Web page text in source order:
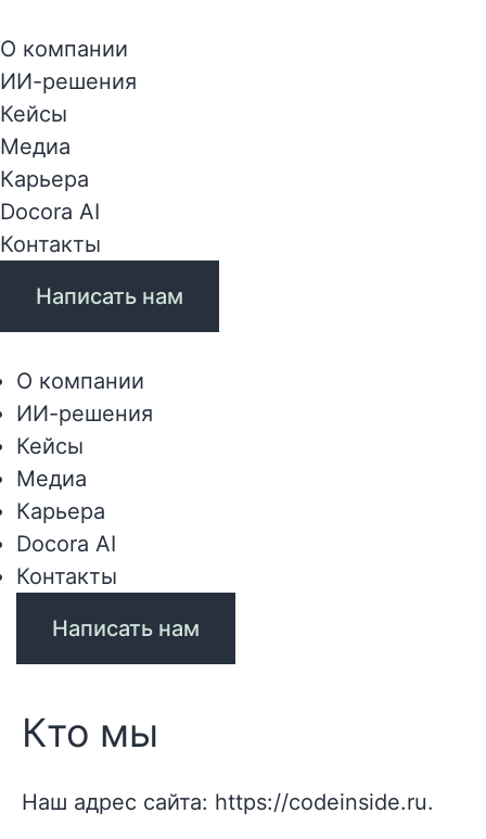
О компании
ИИ-решения
Кейсы
Медиа
Карьера
Docora AI
Контакты
Написать нам
О компании
ИИ-решения
Кейсы
Медиа
Карьера
Docora AI
Контакты
Написать нам
Кто мы
Наш адрес сайта: https://codeinside.ru.